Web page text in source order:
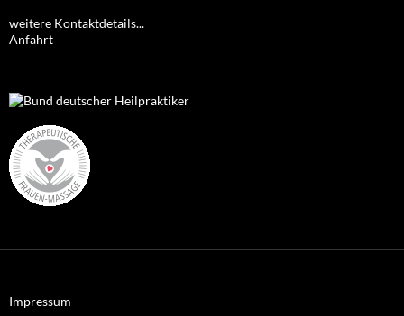
weitere Kontaktdetails...
Anfahrt
Impressum